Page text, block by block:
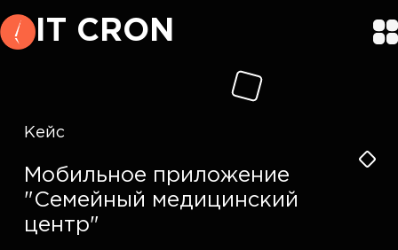
IT CRON
Кейс
Мобильное приложение
"Семейный медицинский
центр"